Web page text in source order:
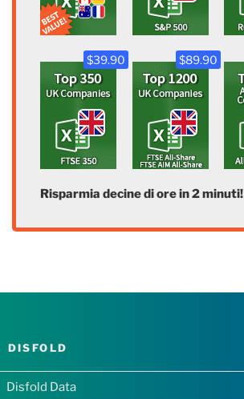
$39.90 $89.90
Risparmia decine di ore in 2 minuti!
DISFOLD
Disfold Data